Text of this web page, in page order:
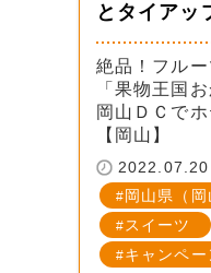
とタイアッ
絶品！フル
「果物王国
岡山ＤＣで
【岡山】
2022.07.20
岡山県（岡
スイーツ
キャンペー